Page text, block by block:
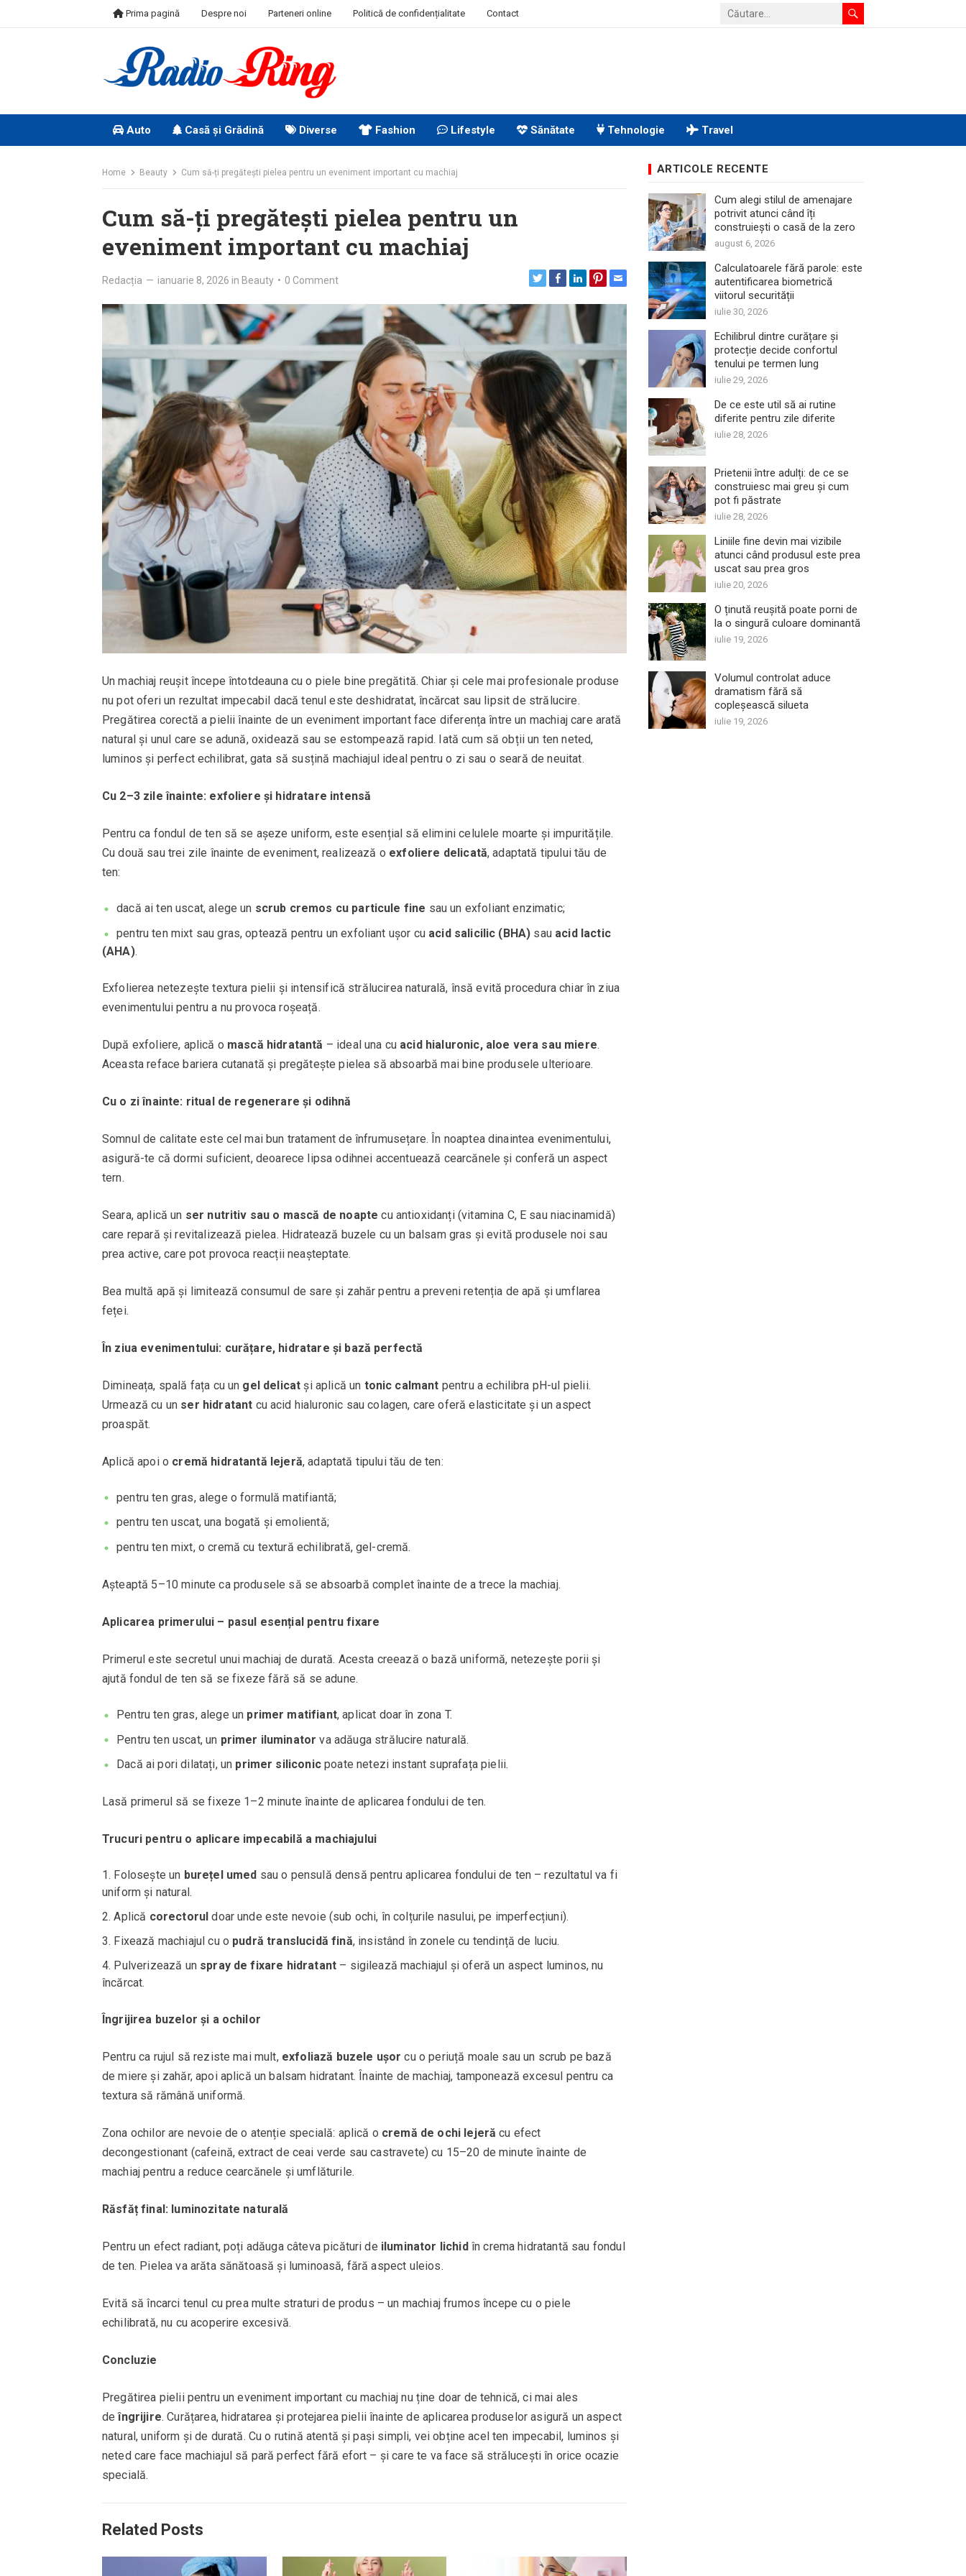
Prima pagină Despre noi Parteneri online Politică de confidențialitate Contact
Auto Casă și Grădină Diverse Fashion Lifestyle Sănătate Tehnologie Travel
Home Beauty Cum să-ți pregătești pielea pentru un eveniment important cu machiaj
Cum să-ți pregătești pielea pentru un
eveniment important cu machiaj
Redacția — ianuarie 8, 2026 in Beauty • 0 Comment
Un machiaj reușit începe întotdeauna cu o piele bine pregătită. Chiar și cele mai profesionale produse
nu pot oferi un rezultat impecabil dacă tenul este deshidratat, încărcat sau lipsit de strălucire.
Pregătirea corectă a pielii înainte de un eveniment important face diferența între un machiaj care arată
natural și unul care se adună, oxidează sau se estompează rapid. Iată cum să obții un ten neted,
luminos și perfect echilibrat, gata să susțină machiajul ideal pentru o zi sau o seară de neuitat.
Cu 2–3 zile înainte: exfoliere și hidratare intensă
Pentru ca fondul de ten să se așeze uniform, este esențial să elimini celulele moarte și impuritățile.
Cu două sau trei zile înainte de eveniment, realizează o exfoliere delicată, adaptată tipului tău de
ten:
dacă ai ten uscat, alege un scrub cremos cu particule fine sau un exfoliant enzimatic;
pentru ten mixt sau gras, optează pentru un exfoliant ușor cu acid salicilic (BHA) sau acid lactic
(AHA).
Exfolierea netezește textura pielii și intensifică strălucirea naturală, însă evită procedura chiar în ziua
evenimentului pentru a nu provoca roșeață.
După exfoliere, aplică o mască hidratantă – ideal una cu acid hialuronic, aloe vera sau miere.
Aceasta reface bariera cutanată și pregătește pielea să absoarbă mai bine produsele ulterioare.
Cu o zi înainte: ritual de regenerare și odihnă
Somnul de calitate este cel mai bun tratament de înfrumusețare. În noaptea dinaintea evenimentului,
asigură-te că dormi suficient, deoarece lipsa odihnei accentuează cearcănele și conferă un aspect
tern.
Seara, aplică un ser nutritiv sau o mască de noapte cu antioxidanți (vitamina C, E sau niacinamidă)
care repară și revitalizează pielea. Hidratează buzele cu un balsam gras și evită produsele noi sau
prea active, care pot provoca reacții neașteptate.
Bea multă apă și limitează consumul de sare și zahăr pentru a preveni retenția de apă și umflarea
feței.
În ziua evenimentului: curățare, hidratare și bază perfectă
Dimineața, spală fața cu un gel delicat și aplică un tonic calmant pentru a echilibra pH-ul pielii.
Urmează cu un ser hidratant cu acid hialuronic sau colagen, care oferă elasticitate și un aspect
proaspăt.
Aplică apoi o cremă hidratantă lejeră, adaptată tipului tău de ten:
pentru ten gras, alege o formulă matifiantă;
pentru ten uscat, una bogată și emolientă;
pentru ten mixt, o cremă cu textură echilibrată, gel-cremă.
Așteaptă 5–10 minute ca produsele să se absoarbă complet înainte de a trece la machiaj.
Aplicarea primerului – pasul esențial pentru fixare
Primerul este secretul unui machiaj de durată. Acesta creează o bază uniformă, netezește porii și
ajută fondul de ten să se fixeze fără să se adune.
Pentru ten gras, alege un primer matifiant, aplicat doar în zona T.
Pentru ten uscat, un primer iluminator va adăuga strălucire naturală.
Dacă ai pori dilatați, un primer siliconicpoate netezi instant suprafața pielii.
Lasă primerul să se fixeze 1–2 minute înainte de aplicarea fondului de ten.
Trucuri pentru o aplicare impecabilă a machiajului
Folosește un burețel umed sau o pensulă densă pentru aplicarea fondului de ten – rezultatul va fi
uniform și natural.
Aplică corectorul doar unde este nevoie (sub ochi, în colțurile nasului, pe imperfecțiuni).
Fixează machiajul cu o pudră translucidă fină, insistând în zonele cu tendință de luciu.
Pulverizează un spray de fixare hidratant – sigilează machiajul și oferă un aspect luminos, nu
încărcat.
Îngrijirea buzelor și a ochilor
Pentru ca rujul să reziste mai mult, exfoliază buzele ușor cu o periuță moale sau un scrub pe bază
de miere și zahăr, apoi aplică un balsam hidratant. Înainte de machiaj, tamponează excesul pentru ca
textura să rămână uniformă.
Zona ochilor are nevoie de o atenție specială: aplică o cremă de ochi lejeră cu efect
decongestionant (cafeină, extract de ceai verde sau castravete) cu 15–20 de minute înainte de
machiaj pentru a reduce cearcănele și umflăturile.
Răsfăț final: luminozitate naturală
Pentru un efect radiant, poți adăuga câteva picături de iluminator lichidîn crema hidratantă sau fondul
de ten. Pielea va arăta sănătoasă și luminoasă, fără aspect uleios.
Evită să încarci tenul cu prea multe straturi de produs – un machiaj frumos începe cu o piele
echilibrată, nu cu acoperire excesivă.
Concluzie
Pregătirea pielii pentru un eveniment important cu machiaj nu ține doar de tehnică, ci mai ales
deîngrijire. Curățarea, hidratarea și protejarea pielii înainte de aplicarea produselor asigură un aspect
natural, uniform și de durată. Cu o rutină atentă și pași simpli, vei obține acel ten impecabil, luminos și
neted care face machiajul să pară perfect fără efort – și care te va face să strălucești în orice ocazie
specială.
Related Posts
ARTICOLE RECENTE
Cum alegi stilul de amenajare
potrivit atunci când îți
construiești o casă de la zero
august 6, 2026
Calculatoarele fără parole: este
autentificarea biometrică
viitorul securității
iulie 30, 2026
Echilibrul dintre curățare și
protecție decide confortul
tenului pe termen lung
iulie 29, 2026
De ce este util să ai rutine
diferite pentru zile diferite
iulie 28, 2026
Prietenii între adulți: de ce se
construiesc mai greu și cum
pot fi păstrate
iulie 28, 2026
Liniile fine devin mai vizibile
atunci când produsul este prea
uscat sau prea gros
iulie 20, 2026
O ținută reușită poate porni de
la o singură culoare dominantă
iulie 19, 2026
Volumul controlat aduce
dramatism fără să
copleșească silueta
iulie 19, 2026